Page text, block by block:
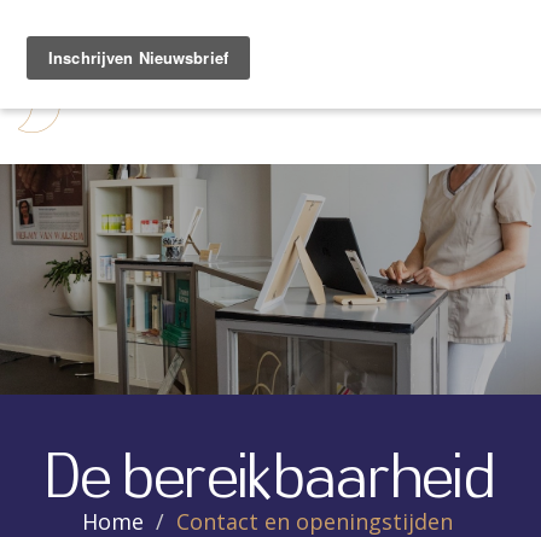
De bereikbaarheid
Home Contact en openingstijden